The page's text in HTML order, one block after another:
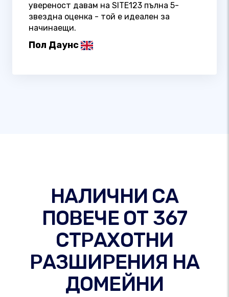
увереност давам на SITE123 пълна 5-
звездна оценка - той е идеален за
начинаещи.
Пол Даунс
НАЛИЧНИ СА
ПОВЕЧЕ ОТ 367
СТРАХОТНИ
РАЗШИРЕНИЯ НА
ДОМЕЙНИ